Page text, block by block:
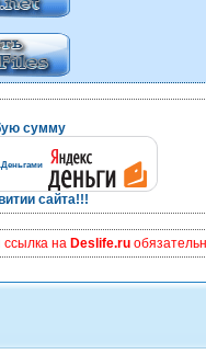
сумму
сайта!!!
ссылка на Deslife.ru